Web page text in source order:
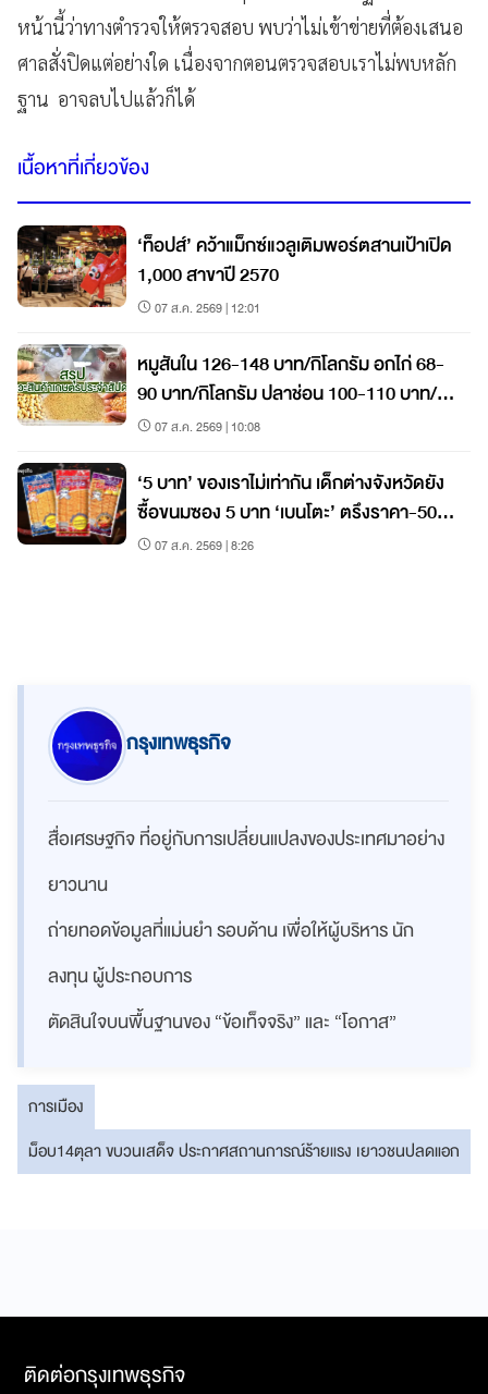
หน้านี้ว่าทางตำรวจให้ตรวจสอบ​ พบว่าไม่เข้าข่ายที่ต้องเสนอ
ศาลสั่งปิดแต่อย่างใด​ เนื่องจากตอนตรวจสอบเราไม่พบหลัก
ฐาน​ อาจลบไปแล้วก็ได้
เนื้อหาที่เกี่ยวข้อง
‘ท็อปส์’ คว้าแม็กซ์แวลูเติมพอร์ตสานเป้าเปิด
1,000 สาขาปี 2570
07 ส.ค. 2569 | 12:01
หมูสันใน 126-148 บาท/กิโลกรัม อกไก่ 68-
90 บาท/กิโลกรัม ปลาช่อน 100-110 บาท/
กิโลกรัม
07 ส.ค. 2569 | 10:08
‘5 บาท’ ของเราไม่เท่ากัน เด็กต่างจังหวัดยัง
ซื้อขนมซอง 5 บาท ‘เบนโตะ’ ตรึงราคา-50
สตางค์ก็ขึ้นไม่ได้
07 ส.ค. 2569 | 8:26
กรุงเทพธุรกิจ
สื่อเศรษฐกิจ ที่อยู่กับการเปลี่ยนแปลงของประเทศมาอย่าง
ยาวนาน
ถ่ายทอดข้อมูลที่แม่นยำ รอบด้าน เพื่อให้ผู้บริหาร นัก
ลงทุน ผู้ประกอบการ
ตัดสินใจบนพื้นฐานของ “ข้อเท็จจริง” และ “โอกาส”
การเมือง
ม็อบ14ตุลา ขบวนเสด็จ ประกาศสถานการณ์ร้ายแรง เยาวชนปลดแอก
ติดต่อกรุงเทพธุรกิจ